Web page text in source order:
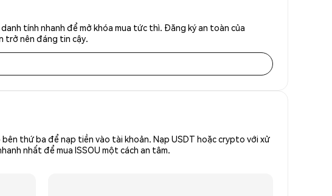
tính nhanh để mở khóa mua tức thì. Đăng ký an toàn của
trở nên đáng tin cậy.
thứ ba để nạp tiền vào tài khoản. Nạp USDT hoặc crypto với xử
nhất để mua ISSOU một cách an tâm.